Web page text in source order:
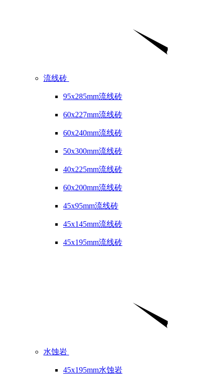
流线砖
95x285mm流线砖
60x227mm流线砖
60x240mm流线砖
50x300mm流线砖
40x225mm流线砖
60x200mm流线砖
45x95mm流线砖
45x145mm流线砖
45x195mm流线砖
水蚀岩
45x195mm水蚀岩